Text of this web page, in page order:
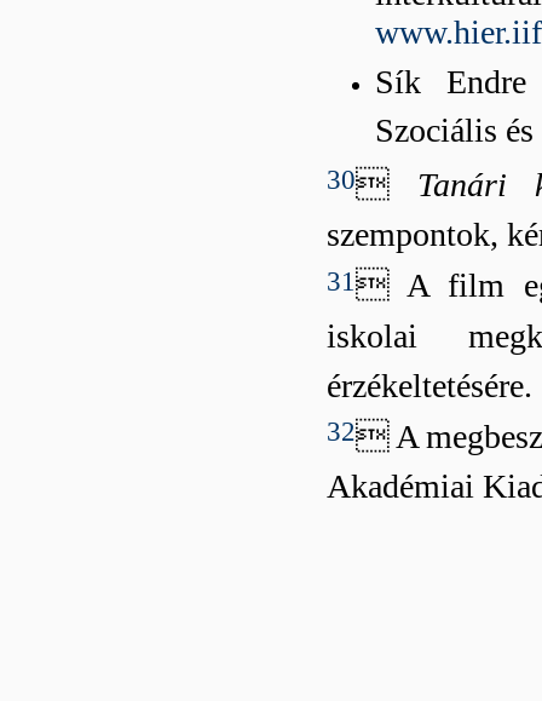
Sík
Szociális
30 Tanári
szempontok,
31 A film
iskolai
érzékeltetésére.
32 A
Akadémiai